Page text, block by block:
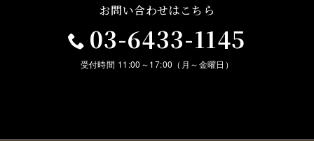
お問い合わせはこちら
03-6433-1145
受付時間 11:00～17:00（月～金曜日）